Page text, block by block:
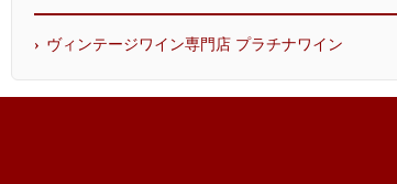
ヴィンテージワイン専門店 プラチナワイン